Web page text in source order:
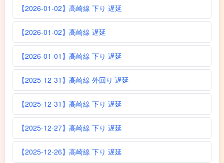
【2026-01-02】高崎線 下り 遅延
【2026-01-02】高崎線 遅延
【2026-01-01】高崎線 下り 遅延
【2025-12-31】高崎線 外回り 遅延
【2025-12-31】高崎線 下り 遅延
【2025-12-27】高崎線 下り 遅延
【2025-12-26】高崎線 下り 遅延